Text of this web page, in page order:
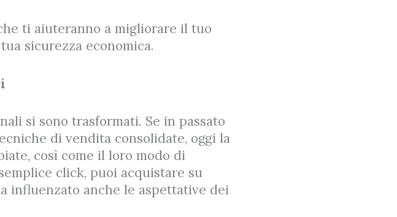
ti aiuteranno a migliorare il tuo
sicurezza economica.
si sono trasformati. Se in passato
di vendita consolidate, oggi la
così come il loro modo di
click, puoi acquistare su
influenzato anche le aspettative dei